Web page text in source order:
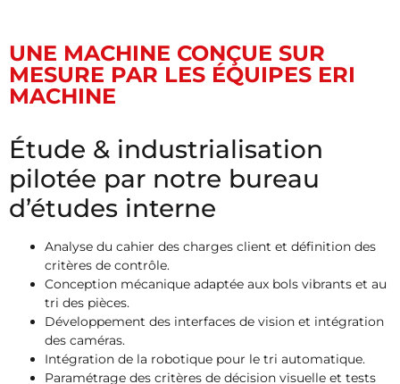
UNE MACHINE CONÇUE SUR
MESURE PAR LES ÉQUIPES ERI
MACHINE
Étude & industrialisation
pilotée par notre bureau
d’études interne
Analyse du cahier des charges client et définition des
critères de contrôle.
Conception mécanique adaptée aux bols vibrants et au
tri des pièces.
Développement des interfaces de vision et intégration
des caméras.
Intégration de la robotique pour le tri automatique.
Paramétrage des critères de décision visuelle et tests